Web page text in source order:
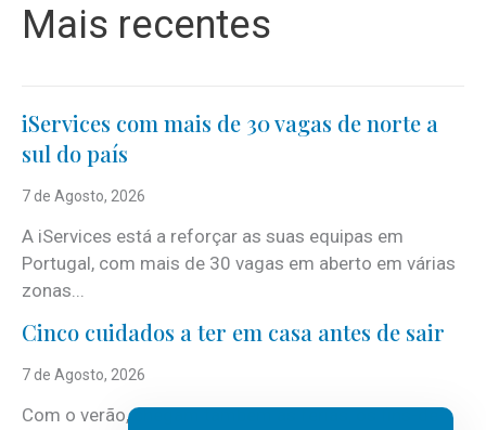
Mais recentes
iServices com mais de 30 vagas de norte a
sul do país
7 de Agosto, 2026
A iServices está a reforçar as suas equipas em
Portugal, com mais de 30 vagas em aberto em várias
zonas...
Cinco cuidados a ter em casa antes de sair
7 de Agosto, 2026
Com o verão, chegam também as férias, os fins-de-